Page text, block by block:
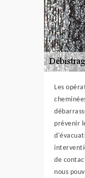
Les
prévenir
de
nous